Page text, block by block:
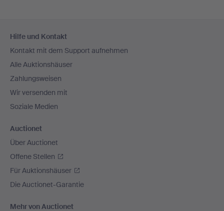
Navigation
Hilfe und Kontakt
Kontakt mit dem Support aufnehmen
Alle Auktionshäuser
Zahlungsweisen
Wir versenden mit
Soziale Medien
Auctionet
Über Auctionet
Offene Stellen
Für Auktionshäuser
Die Auctionet-Garantie
Mehr von Auctionet